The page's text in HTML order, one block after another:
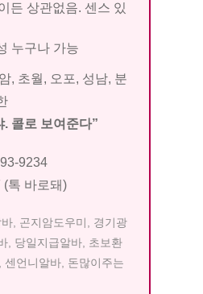
든 상관없음. 센스 있
누구나 가능
, 초월, 오포, 성남, 분
. 콜로 보여준다”
9234
(톡 바로돼)
, 곤지암도우미, 경기광
, 당일지급알바, 초보환
센언니알바, 돈많이주는